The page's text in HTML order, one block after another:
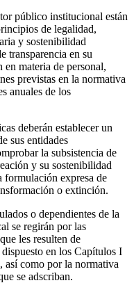
público institucional están
de legalidad,
y sostenibilidad
transparencia en su
en materia de personal,
previstas en la normativa
anuales de los
deberán establecer un
sus entidades
la subsistencia de
y su sostenibilidad
expresa de
o extinción.
o dependientes de la
se regirán por las
les resulten de
en los Capítulos I
como por la normativa
se adscriban.